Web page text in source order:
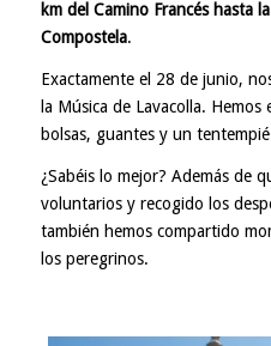
km del Camino Francés hasta
Compostela.
Exactamente el 28 de junio,
la Música de Lavacolla.
bolsas, guantes y un
¿Sabéis lo mejor? Además de
voluntarios y recogido los
también hemos compartido
los peregrinos.